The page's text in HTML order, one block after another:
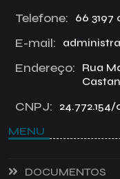
Telefone: 66 3197
E-mail:
Endereço:
Rua
CNPJ:
MENU
DOCUMENTOS